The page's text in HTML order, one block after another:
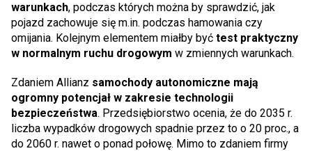
warunkach, podczas których można by sprawdzić, jak
pojazd zachowuje się m.in. podczas hamowania czy
omijania. Kolejnym elementem miałby być test praktyczny
w normalnym ruchu drogowym w zmiennych warunkach.
Zdaniem Allianz samochody autonomiczne mają
ogromny potencjał w zakresie technologii
bezpieczeństwa. Przedsiębiorstwo ocenia, że do 2035 r.
liczba wypadków drogowych spadnie przez to o 20 proc., a
do 2060 r. nawet o ponad połowę. Mimo to zdaniem firmy